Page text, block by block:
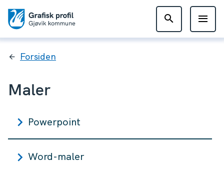
kommunes
Du Forsiden
Maler
Powerpoint
Word-maler